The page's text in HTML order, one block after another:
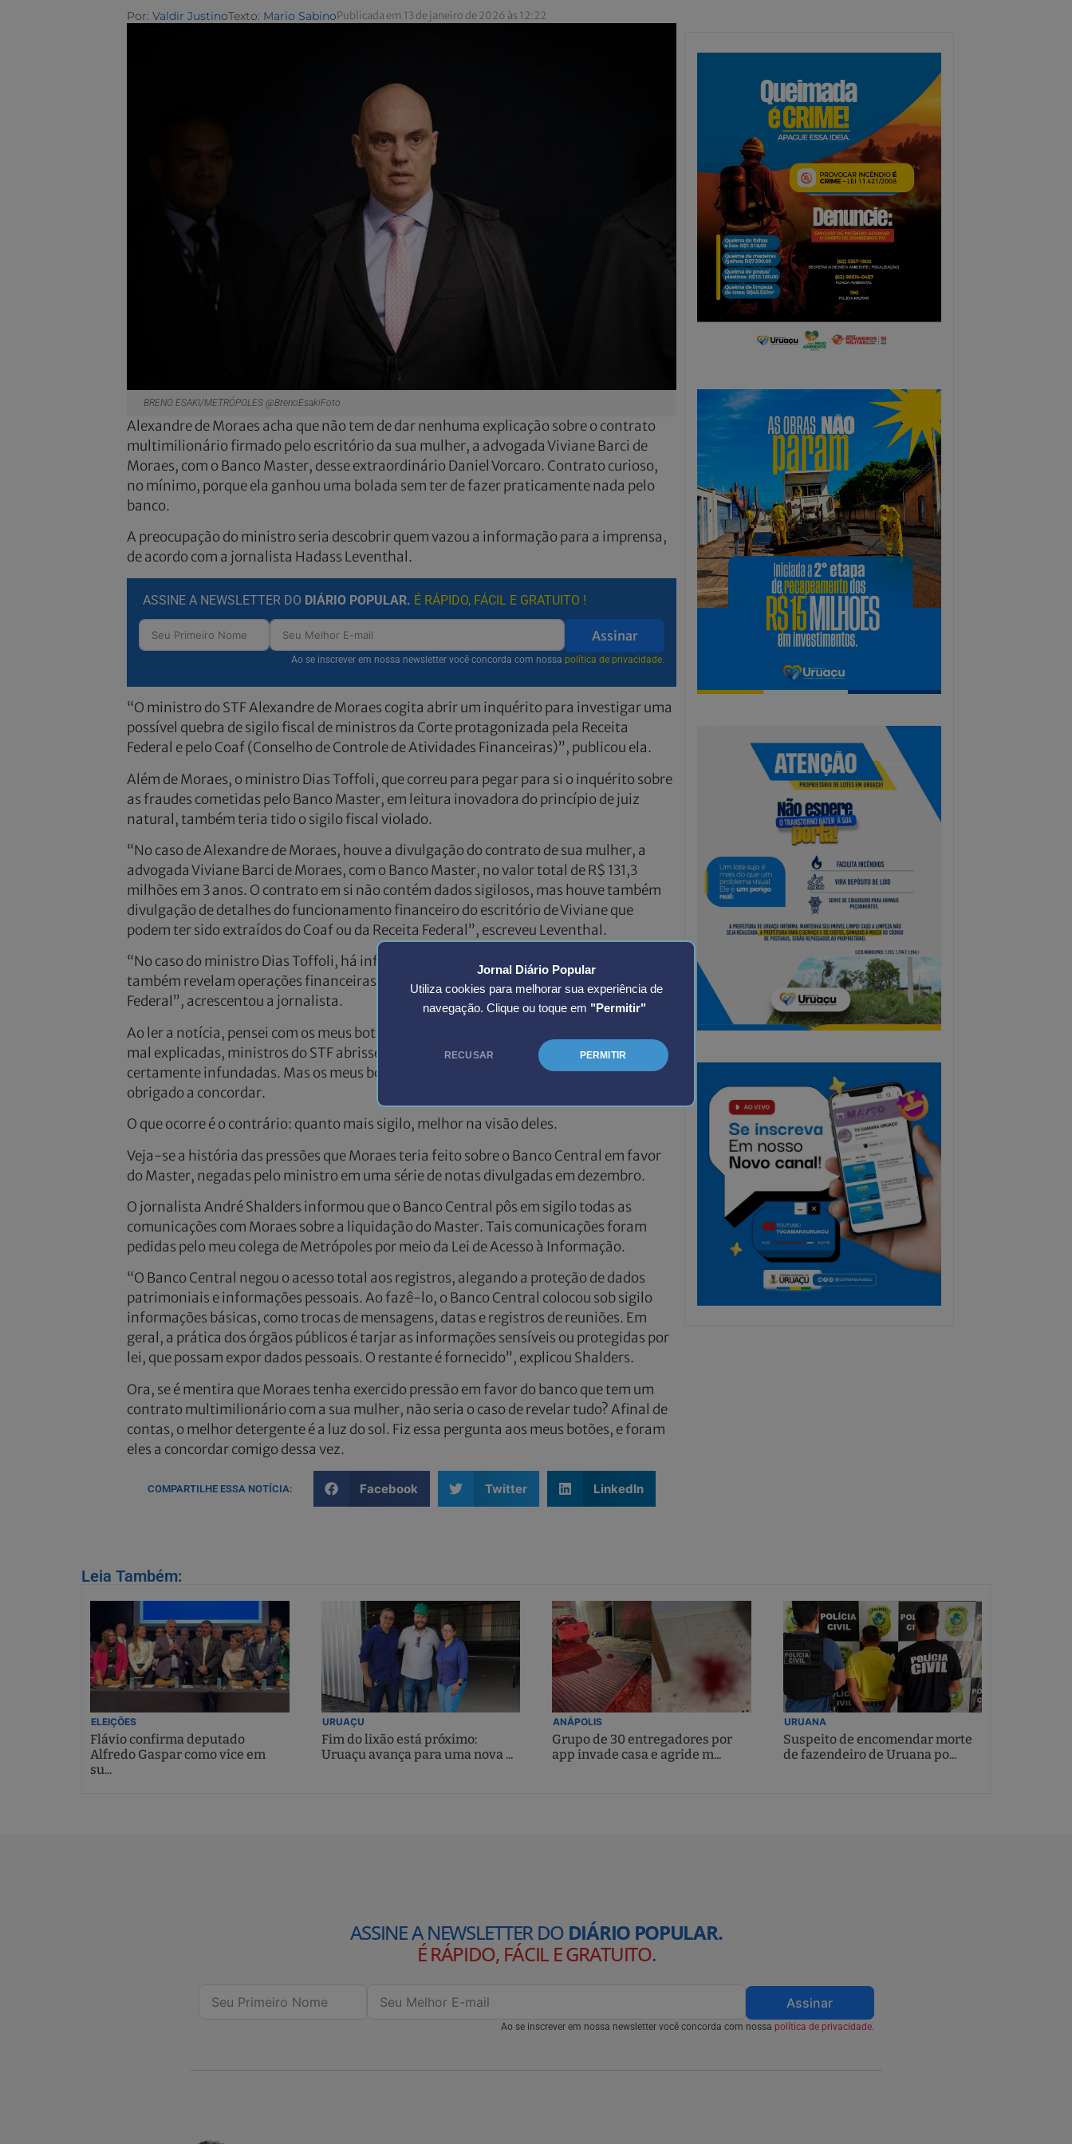
Jornal Diário Popular
Utiliza cookies para melhorar sua experiência de
navegação. Clique ou toque em "Permitir"
RECUSAR PERMITIR
Por: Valdir JustinoTexto: Mario SabinoPublicada em 13 de janeiro de 2026 às 12:22
BRENO ESAKI/METRÓPOLES @BrenoEsakiFoto
Alexandre de Moraes acha que não tem de dar nenhuma explicação sobre o contrato
multimilionário firmado pelo escritório da sua mulher, a advogada Viviane Barci de
Moraes, com o Banco Master, desse extraordinário Daniel Vorcaro. Contrato curioso,
no mínimo, porque ela ganhou uma bolada sem ter de fazer praticamente nada pelo
banco.
A preocupação do ministro seria descobrir quem vazou a informação para a imprensa,
de acordo com a jornalista Hadass Leventhal.
ASSINE A NEWSLETTER DO DIÁRIO POPULAR. É RÁPIDO, FÁCIL E GRATUITO !
Assinar
Ao se inscrever em nossa newsletter você concorda com nossa política de privacidade.
“O ministro do STF Alexandre de Moraes cogita abrir um inquérito para investigar uma
possível quebra de sigilo fiscal de ministros da Corte protagonizada pela Receita
Federal e pelo Coaf (Conselho de Controle de Atividades Financeiras)”, publicou ela.
Além de Moraes, o ministro Dias Toffoli, que correu para pegar para si o inquérito sobre
as fraudes cometidas pelo Banco Master, em leitura inovadora do princípio de juiz
natural, também teria tido o sigilo fiscal violado.
“No caso de Alexandre de Moraes, houve a divulgação do contrato de sua mulher, a
advogada Viviane Barci de Moraes, com o Banco Master, no valor total de R$ 131,3
milhões em 3 anos. O contrato em si não contém dados sigilosos, mas houve também
divulgação de detalhes do funcionamento financeiro do escritório de Viviane que
podem ter sido extraídos do Coaf ou da Receita Federal”, escreveu Leventhal.
“No caso do ministro Dias Toffoli, há informações sobre negócios de sua família que
também revelam operações financeiras só acessíveis pelo Coaf ou pela Receita
Federal”, acrescentou a jornalista.
Ao ler a notícia, pensei com os meus botões como o ideal seria que, diante de situações
mal explicadas, ministros do STF abrissem os seus sigilos para dirimir suspeitas
certamente infundadas. Mas os meus botões disseram que, aí, o país seria outro. Fui
obrigado a concordar.
O que ocorre é o contrário: quanto mais sigilo, melhor na visão deles.
Veja-se a história das pressões que Moraes teria feito sobre o Banco Central em favor
do Master, negadas pelo ministro em uma série de notas divulgadas em dezembro.
O jornalista André Shalders informou que o Banco Central pôs em sigilo todas as
comunicações com Moraes sobre a liquidação do Master. Tais comunicações foram
pedidas pelo meu colega de Metrópoles por meio da Lei de Acesso à Informação.
“O Banco Central negou o acesso total aos registros, alegando a proteção de dados
patrimoniais e informações pessoais. Ao fazê-lo, o Banco Central colocou sob sigilo
informações básicas, como trocas de mensagens, datas e registros de reuniões. Em
geral, a prática dos órgãos públicos é tarjar as informações sensíveis ou protegidas por
lei, que possam expor dados pessoais. O restante é fornecido”, explicou Shalders.
Ora, se é mentira que Moraes tenha exercido pressão em favor do banco que tem um
contrato multimilionário com a sua mulher, não seria o caso de revelar tudo? Afinal de
contas, o melhor detergente é a luz do sol. Fiz essa pergunta aos meus botões, e foram
eles a concordar comigo dessa vez.
COMPARTILHE ESSA NOTÍCIA: Facebook Twitter LinkedIn
Leia Também:
ELEIÇÕES
Flávio confirma deputado
Alfredo Gaspar como vice em
su...
URUAÇU
Fim do lixão está próximo:
Uruaçu avança para uma nova ...
ANÁPOLIS
Grupo de 30 entregadores por
app invade casa e agride m...
URUANA
Suspeito de encomendar morte
de fazendeiro de Uruana po...
ASSINE A NEWSLETTER DO DIÁRIO POPULAR.
É RÁPIDO, FÁCIL E GRATUITO.
Assinar
Ao se inscrever em nossa newsletter você concorda com nossa política de privacidade.